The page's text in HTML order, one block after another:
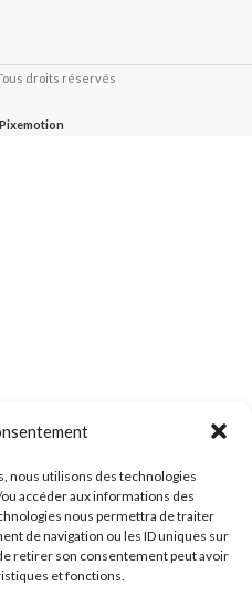
nous utilisons des technologies
accéder aux informations des
nous permettra de traiter
de navigation ou les ID uniques sur
retirer son consentement peut avoir
et fonctions.
droits réservés
Pixemotion